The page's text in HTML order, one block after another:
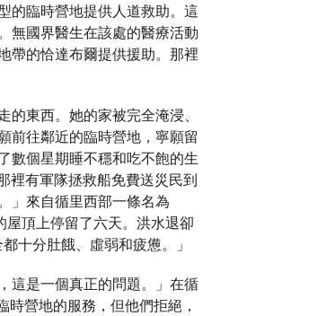
的臨時營地提供人道救助。這
無國界醫生在該處的醫療活動
帶的恰達布爾提供援助。那裡
東西。她的家被完全淹浸、
前往鄰近的臨時營地，寧願留
數個星期睡不穩和吃不飽的生
裡有軍隊拯救船免費送災民到
」來自循里西部一條名為
頂上停留了六天。洪水退卻
十分肚餓、虛弱和疲憊。」
這是一個真正的問題。」在循
營地的服務，但他們拒絕，